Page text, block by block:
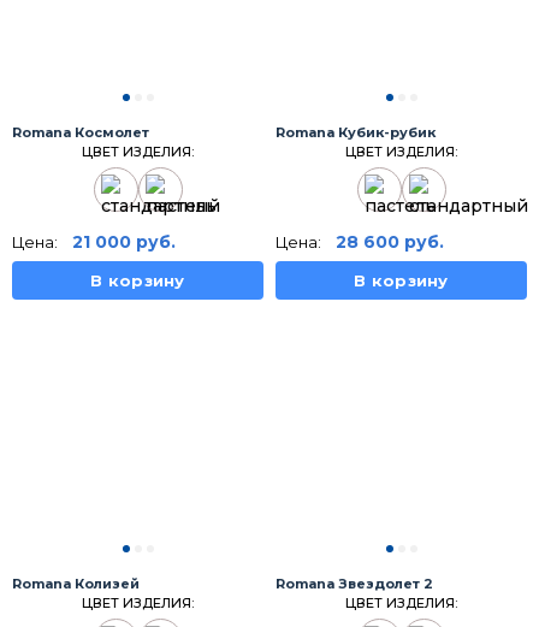
Romana Космолет
ЦВЕТ ИЗДЕЛИЯ:
Цена: 21 000 руб.
В корзину
Romana Кубик-рубик
ЦВЕТ ИЗДЕЛИЯ:
Цена: 28 600 руб.
В корзину
Romana Колизей
ЦВЕТ ИЗДЕЛИЯ:
Romana Звездолет 2
ЦВЕТ ИЗДЕЛИЯ: